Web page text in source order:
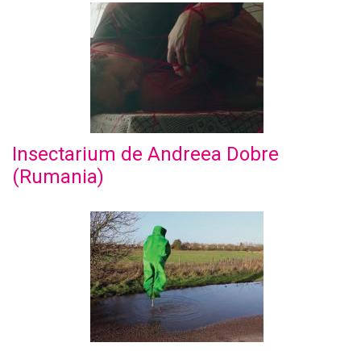
Insectarium de Andreea Dobre
(Rumania)